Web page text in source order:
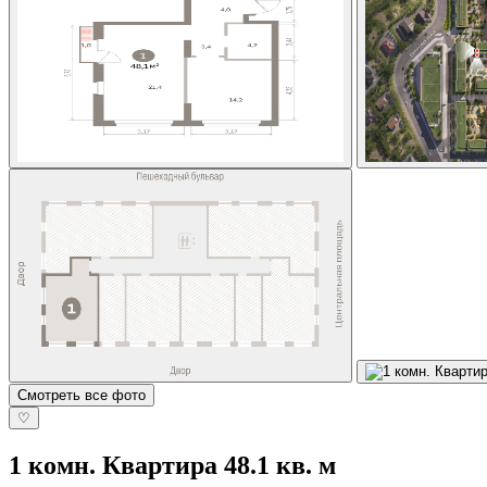
Смотреть все фото
♡
1 комн. Квартира 48.1 кв. м